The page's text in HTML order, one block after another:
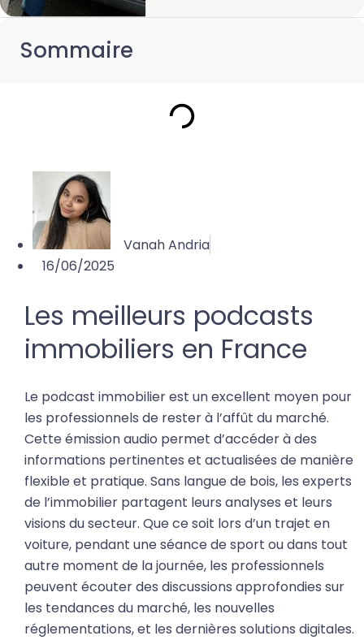
Sommaire
Vanah Andria
16/06/2025
Les meilleurs podcasts
immobiliers en France
Le podcast immobilier est un excellent moyen pour
les professionnels de rester à l’affût du marché.
Cette émission audio permet d’accéder à des
informations pertinentes et actualisées de manière
flexible et pratique. Sans langue de bois, les experts
de l’immobilier partagent leurs analyses et leurs
visions du secteur. Que ce soit lors d’un trajet en
voiture, pendant une séance de sport ou dans tout
autre moment de la journée, les professionnels
peuvent écouter des discussions approfondies sur
les tendances du marché, les nouvelles
réglementations, et les dernières solutions digitales.